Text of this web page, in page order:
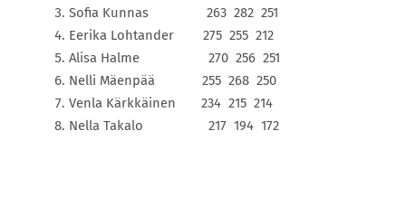
Sofia Kunnas 263 282 251
Eerika Lohtander 275 255 212
Alisa Halme 270 256 251
Nelli Mäenpää 255 268 250
Venla Kärkkäinen 234 215 214
Nella Takalo 217 194 172